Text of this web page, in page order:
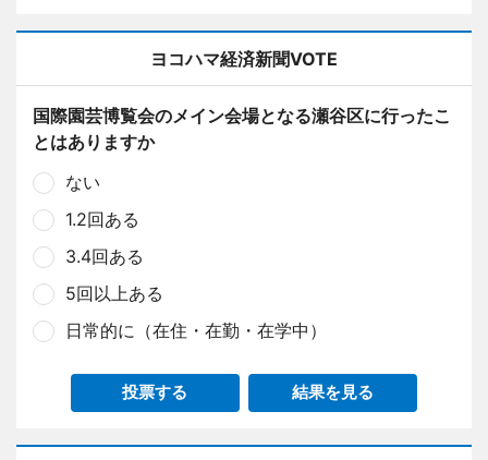
ヨコハマ経済新聞VOTE
国際園芸博覧会のメイン会場となる瀬谷区に行ったこ
とはありますか
ない
1.2回ある
3.4回ある
5回以上ある
日常的に（在住・在勤・在学中）
投票する 結果を見る